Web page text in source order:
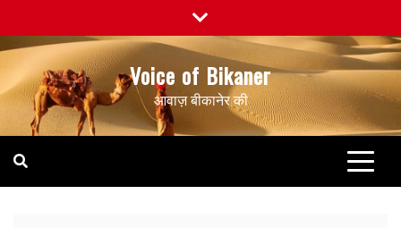
to
content
Voice of Bikaner
आवाज़ बीकानेर की